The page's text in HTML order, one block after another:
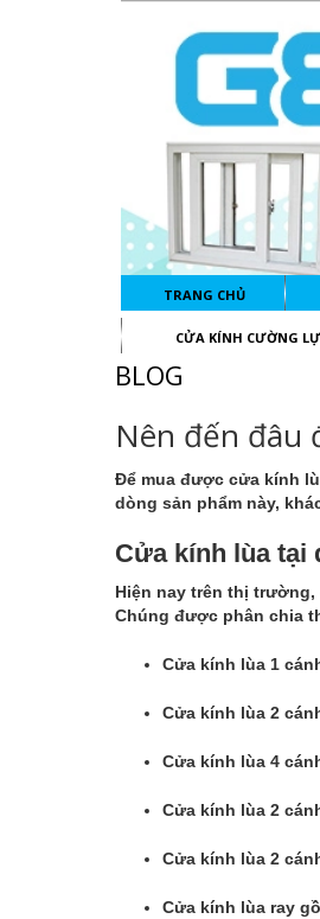
TRANG CHỦ
CỬA KÍNH CƯỜNG
BLOG
Nên đến đâu
Để mua được cửa kính
dòng sản phẩm này,
Cửa kính lùa tại
Hiện nay trên thị trường,
Chúng được phân chia
Cửa kính lùa 1
Cửa kính lùa 2
Cửa kính lùa 4
Cửa kính lùa 2
Cửa kính lùa 2
Cửa kính lùa ray